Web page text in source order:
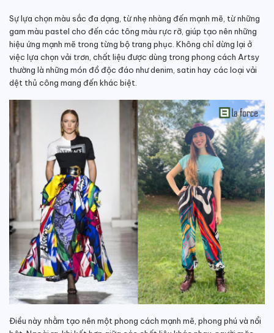
Sự lựa chọn màu sắc đa dạng, từ nhẹ nhàng đến mạnh mẽ, từ những
gam màu pastel cho đến các tông màu rực rỡ, giúp tạo nên những
hiệu ứng mạnh mẽ trong từng bộ trang phục. Không chỉ dừng lại ở
việc lựa chọn vải trơn, chất liệu được dùng trong phong cách Artsy
thường là những món đồ độc đáo như denim, satin hay các loại vải
dệt thủ công mang đến khác biệt.
Điều này nhằm tạo nên một phong cách mạnh mẽ, phong phú và nổi